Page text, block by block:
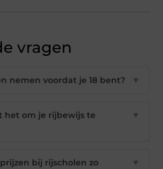
vragen
nemen voordat je 18 bent? ▼
het om je rijbewijs te
▼
bij rijscholen zo
▼